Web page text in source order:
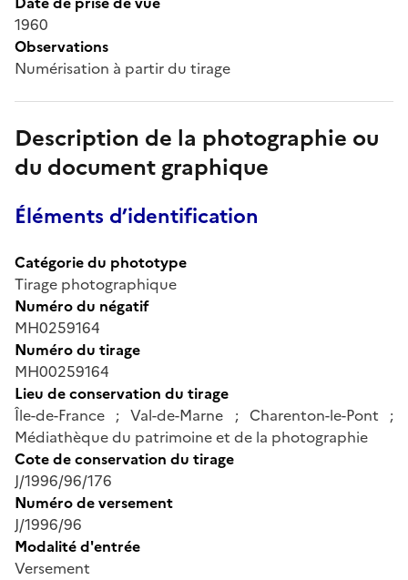
1960
Observations
Numérisation à partir du tirage
Description de la photographie ou
du document graphique
Éléments d’identification
Catégorie du phototype
Tirage photographique
Numéro du négatif
MH0259164
Numéro du tirage
MH00259164
Lieu de conservation du tirage
Île-de-France ; Val-de-Marne ; Charenton-le-Pont ;
Médiathèque du patrimoine et de la photographie
Cote de conservation du tirage
J/1996/96/176
Numéro de versement
J/1996/96
Modalité d'entrée
Versement